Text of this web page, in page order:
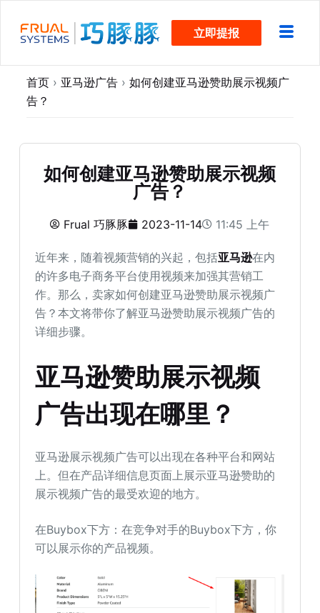
过
立即提报
首页 › 亚马逊广告 › 如何创建亚马逊赞助展示视频广
告？
如何创建亚马逊赞助展示视频
广告？
Frual 巧豚豚 2023-11-14 11:45 上午
近年来，随着视频营销的兴起，包括亚马逊在内
的许多电子商务平台使用视频来加强其营销工
作。那么，卖家如何创建亚马逊赞助展示视频广
告？本文将带你了解亚马逊赞助展示视频广告的
详细步骤。
亚马逊赞助展示视频
广告出现在哪里？
亚马逊展示视频广告可以出现在各种平台和网站
上。但在产品详细信息页面上展示亚马逊赞助的
展示视频广告的最受欢迎的地方。
在Buybox下方：在竞争对手的Buybox下方，你
可以展示你的产品视频。